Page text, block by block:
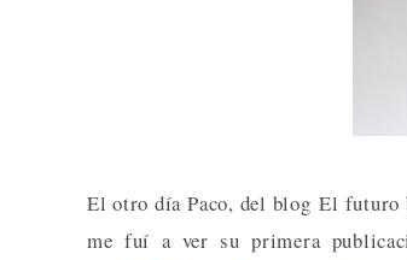
El otro día Paco, del blog El futuro
me fuí a ver su primera